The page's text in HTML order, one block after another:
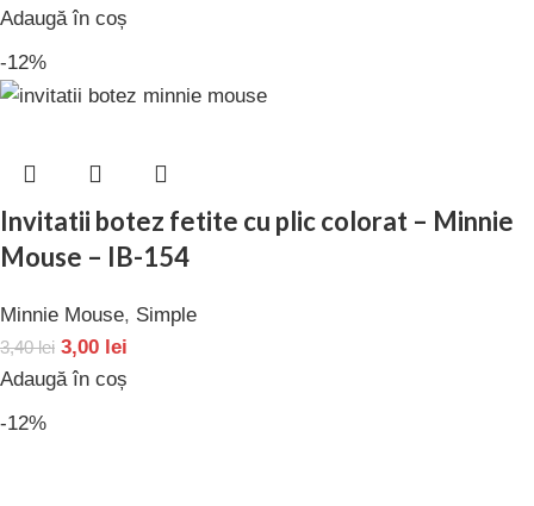
Adaugă în coș
-12%
Invitatii botez fetite cu plic colorat – Minnie
Mouse – IB-154
Minnie Mouse, Simple
3,40lei 3,00 lei
Adaugă în coș
-12%